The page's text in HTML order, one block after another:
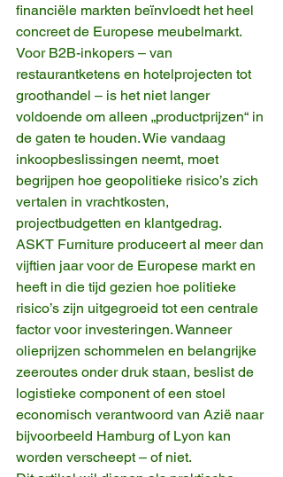
financiële markten beïnvloedt het heel
concreet de Europese meubelmarkt.
Voor B2B-inkopers – van
restaurantketens en hotelprojecten tot
groothandel – is het niet langer
voldoende om alleen „productprijzen“ in
de gaten te houden. Wie vandaag
inkoopbeslissingen neemt, moet
begrijpen hoe geopolitieke risico’s zich
vertalen in vrachtkosten,
projectbudgetten en klantgedrag.
ASKT Furniture produceert al meer dan
vijftien jaar voor de Europese markt en
heeft in die tijd gezien hoe politieke
risico’s zijn uitgegroeid tot een centrale
factor voor investeringen. Wanneer
olieprijzen schommelen en belangrijke
zeeroutes onder druk staan, beslist de
logistieke component of een stoel
economisch verantwoord van Azië naar
bijvoorbeeld Hamburg of Lyon kan
worden verscheept – of niet.